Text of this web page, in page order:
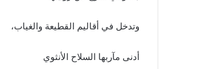
وتدخل في أقاليم القطيعة والغياب،
أدنى مآربها السلاح الأنثوي